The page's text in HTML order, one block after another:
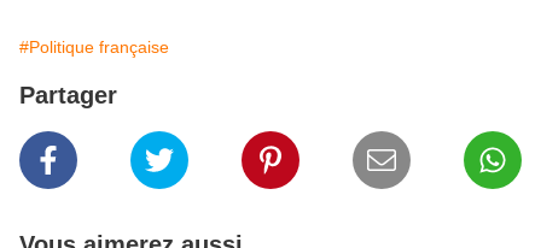
#Politique française
Partager